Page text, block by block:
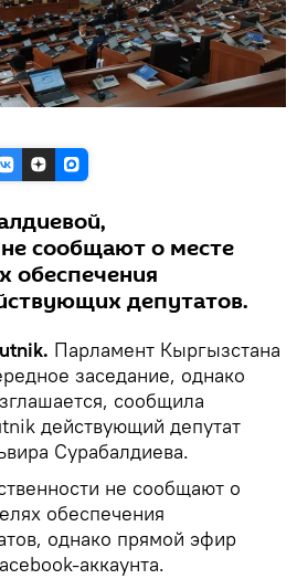
сообщают о месте
обеспечения
депутатов.
Парламент Кыргызстана
заседание, однако
сообщила
действующий депутат
Сурабалдиева.
не сообщают о
обеспечения
однако прямой эфир
аккаунта.